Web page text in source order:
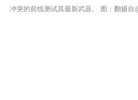
冲突的前线测试其最新武器。 图：翻摄自